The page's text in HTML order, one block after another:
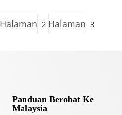
Halaman 2 Halaman 3
Panduan Berobat Ke
Malaysia